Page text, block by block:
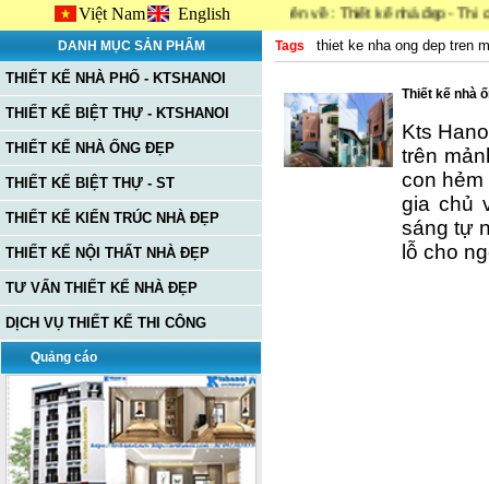
Việt Nam English
website Ktshanoi.net, công ty chuyên về : Thiết kế nhà đẹp - Thi công
DANH MỤC SẢN PHẨM
THIẾT KẾ NHÀ PHỐ - KTSHANOI
THIẾT KẾ BIỆT THỰ - KTSHANOI
THIẾT KẾ NHÀ ỐNG ĐẸP
THIẾT KẾ BIỆT THỰ - ST
THIẾT KẾ KIẾN TRÚC NHÀ ĐẸP
THIẾT KẾ NỘI THẤT NHÀ ĐẸP
TƯ VẤN THIẾT KẾ NHÀ ĐẸP
DỊCH VỤ THIẾT KẾ THI CÔNG
Quảng cáo
Tags thiet ke nha ong dep tren
Thiết kế nhà
Kts
trên
con hẻm
gia chủ
sáng tự
lỗ cho